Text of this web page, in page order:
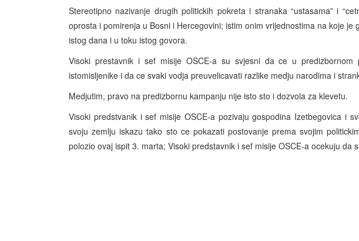
Stereotipno nazivanje drugih politickih pokreta i stranaka “ustasama” i
oprosta i pomirenja u Bosni i Hercegovini; istim onim vrijednostima na koje je
istog dana i u toku istog govora.
Visoki prestavnik i sef misije OSCE-a su svjesni da ce u predizbornom
istomisljenike i da ce svaki vodja preuvelicavati razlike medju narodima i
Medjutim, pravo na predizbornu kampanju nije isto sto i dozvola za klevetu.
Visoki predstvanik i sef misije OSCE-a pozivaju gospodina Izetbegovica i
svoju zemlju iskazu tako sto ce pokazati postovanje prema svojim
polozio ovaj ispit 3. marta; Visoki predstavnik i sef misije OSCE-a ocekuju da